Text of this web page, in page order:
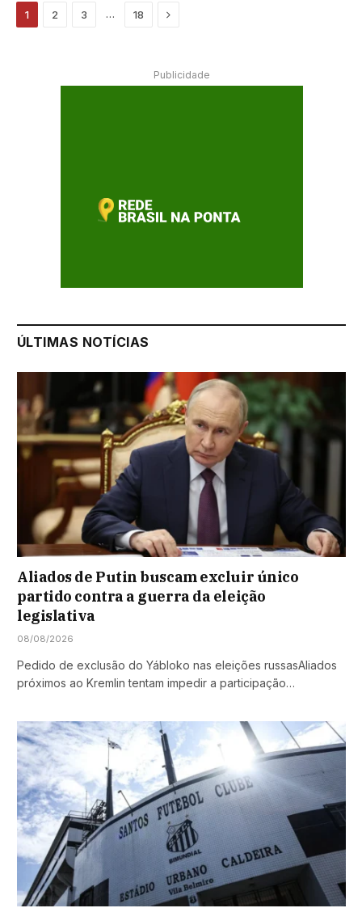
1 2 3 … 18 Next
Publicidade
ÚLTIMAS NOTÍCIAS
Aliados de Putin buscam excluir único
partido contra a guerra da eleição
legislativa
08/08/2026
Pedido de exclusão do Yábloko nas eleições russasAliados
próximos ao Kremlin tentam impedir a participação…